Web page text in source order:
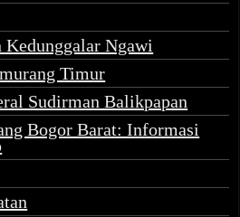
Kedunggalar Ngawi
Timur
Sudirman Balikpapan
Bogor Barat: Informasi